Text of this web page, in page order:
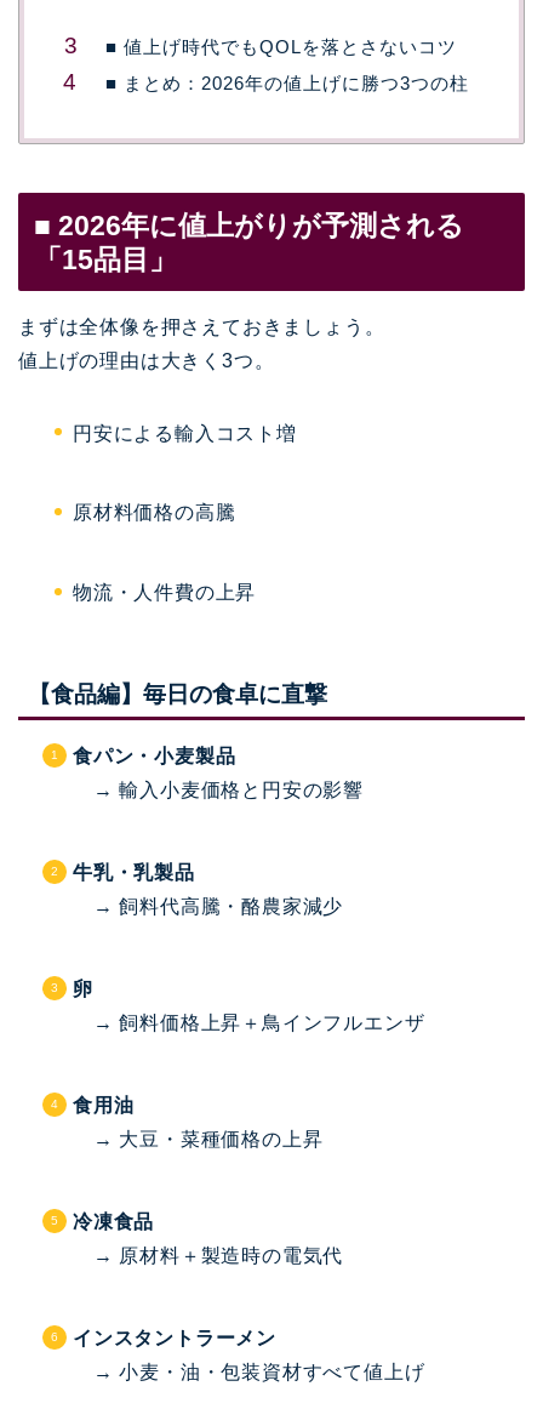
■ 値上げ時代でもQOLを落とさないコツ
■ まとめ：2026年の値上げに勝つ3つの柱
■ 2026年に値上がりが予測される
「15品目」
まずは全体像を押さえておきましょう。
値上げの理由は大きく3つ。
円安による輸入コスト増
原材料価格の高騰
物流・人件費の上昇
【食品編】毎日の食卓に直撃
食パン・小麦製品
→ 輸入小麦価格と円安の影響
牛乳・乳製品
→ 飼料代高騰・酪農家減少
卵
→ 飼料価格上昇＋鳥インフルエンザ
食用油
→ 大豆・菜種価格の上昇
冷凍食品
→ 原材料＋製造時の電気代
インスタントラーメン
→ 小麦・油・包装資材すべて値上げ